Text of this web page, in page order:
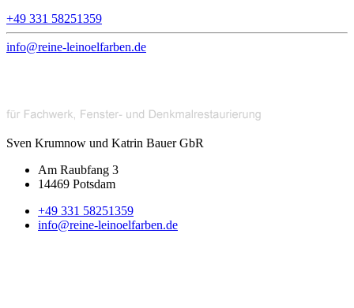
+49 331 58251359
info@reine-leinoelfarben.de
Sven Krumnow und Katrin Bauer GbR
Am Raubfang 3
14469 Potsdam
+49 331 58251359
info@reine-leinoelfarben.de